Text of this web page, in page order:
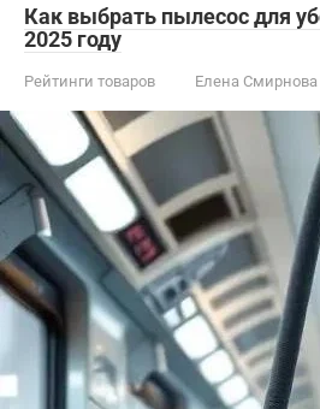
Как выбрать пылесос для
2025 году
Рейтинги товаров Елена Смирнова